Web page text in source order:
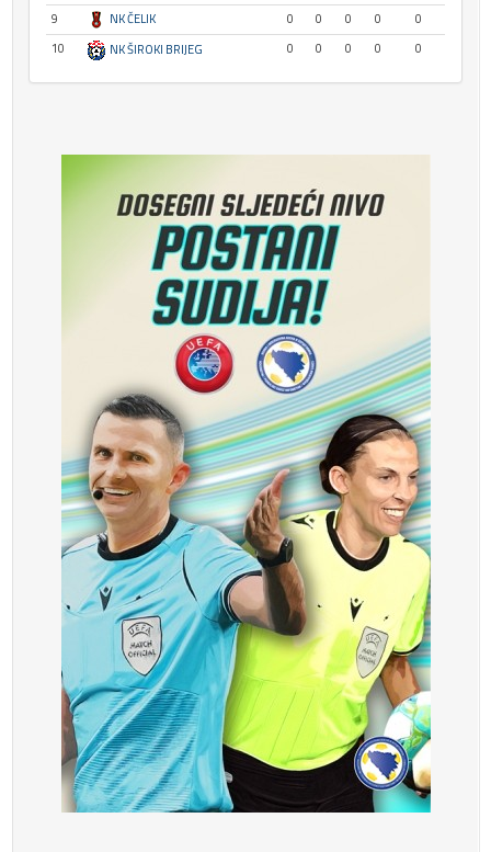
9
NK ČELIK 0 0 0 0
0
10
NK ŠIROKI BRIJEG 0 0 0 0 0